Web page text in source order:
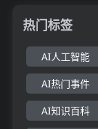
热门标签
AI人工智能
AI热门事件
AI知识百科